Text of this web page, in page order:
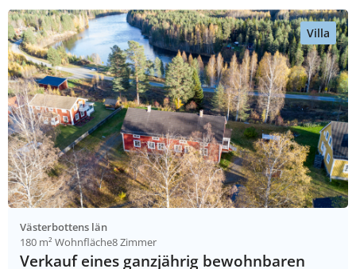
Villa
Västerbottens län
180 m² Wohnfläche8 Zimmer
Verkauf eines ganzjährig bewohnbaren